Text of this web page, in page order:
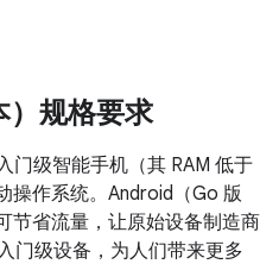
规格要求
门级智能手机（其 RAM 低于
操作系统。Android（Go 版
节省流量，让原始设备制造商
门级设备，为人们带来更多